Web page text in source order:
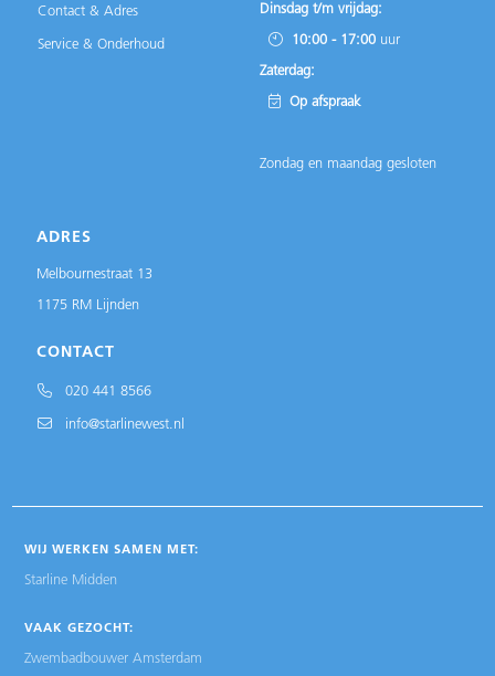
Contact & Adres
Service & Onderhoud
Dinsdag t/m vrijdag:
10:00 - 17:00uur
Zaterdag:
Op afspraak
Zondag en maandag gesloten
ADRES
Melbournestraat 13
1175 RM Lijnden
CONTACT
020 441 8566
info@starlinewest.nl
WIJ WERKEN SAMEN MET:
Starline Midden
VAAK GEZOCHT:
Zwembadbouwer Amsterdam